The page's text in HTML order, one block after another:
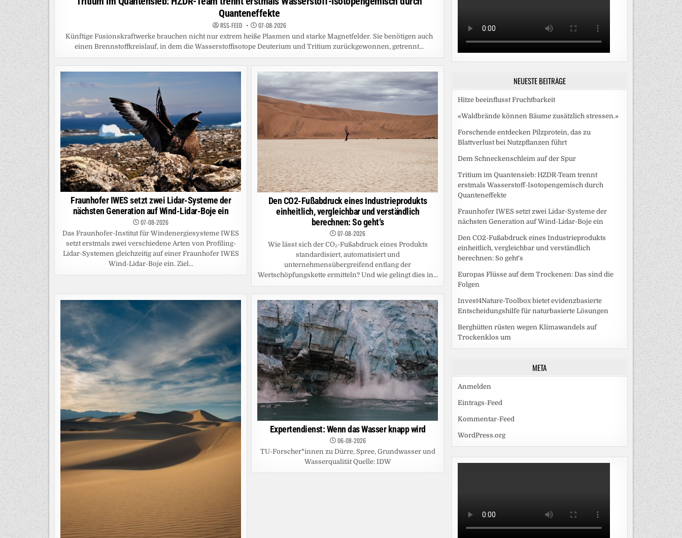
Quanteneffekte
RSS-FEED 07-08-2026
Künftige Fusionskraftwerke brauchen nicht nur extrem heiße Plasmen und starke Magnetfelder. Sie benötigen auch
einen Brennstoffkreislauf, in dem die Wasserstoffisotope Deuterium und Tritium zurückgewonnen, getrennt...
Fraunhofer IWES setzt zwei Lidar-Systeme der
nächsten Generation auf Wind-Lidar-Boje ein
07-08-2026
Das Fraunhofer-Institut für Windenergiesysteme IWES
setzt erstmals zwei verschiedene Arten von Profiling-
Lidar-Systemen gleichzeitig auf einer Fraunhofer IWES
Wind-Lidar-Boje ein. Ziel...
Den CO2-Fußabdruck eines Industrieprodukts
einheitlich, vergleichbar und verständlich
berechnen: So geht‘s
07-08-2026
Wie lässt sich der CO₂-Fußabdruck eines Produkts
standardisiert, automatisiert und
unternehmensübergreifend entlang der
Wertschöpfungskette ermitteln? Und wie gelingt dies in...
Expertendienst: Wenn das Wasser knapp wird
06-08-2026
TU-Forscher*innen zu Dürre, Spree, Grundwasser und
Wasserqualität Quelle: IDW
NEUESTE BEITRÄGE
Hitze beeinflusst Fruchtbarkeit
«Waldbrände können Bäume zusätzlich stressen.»
Forschende entdecken Pilzprotein, das zu
Blattverlust bei Nutzpflanzen führt
Dem Schneckenschleim auf der Spur
Tritium im Quantensieb: HZDR-Team trennt
erstmals Wasserstoff-Isotopengemisch durch
Quanteneffekte
Fraunhofer IWES setzt zwei Lidar-Systeme der
nächsten Generation auf Wind-Lidar-Boje ein
Den CO2-Fußabdruck eines Industrieprodukts
einheitlich, vergleichbar und verständlich
berechnen: So geht‘s
Europas Flüsse auf dem Trockenen: Das sind die
Folgen
Invest4Nature-Toolbox bietet evidenzbasierte
Entscheidungshilfe für naturbasierte Lösungen
Berghütten rüsten wegen Klimawandels auf
Trockenklos um
META
Anmelden
Eintrags-Feed
Kommentar-Feed
WordPress.org